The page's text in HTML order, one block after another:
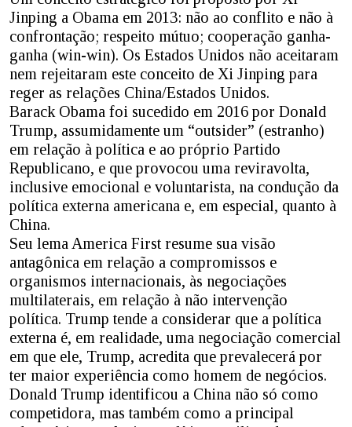
Jinping a Obama em 2013: não ao conflito e não à
confrontação; respeito mútuo; cooperação ganha-
ganha (win-win). Os Estados Unidos não aceitaram
nem rejeitaram este conceito de Xi Jinping para
reger as relações China/Estados Unidos.
Barack Obama foi sucedido em 2016 por Donald
Trump, assumidamente um “outsider” (estranho)
em relação à política e ao próprio Partido
Republicano, e que provocou uma reviravolta,
inclusive emocional e voluntarista, na condução da
política externa americana e, em especial, quanto à
China.
Seu lema America First resume sua visão
antagônica em relação a compromissos e
organismos internacionais, às negociações
multilaterais, em relação à não intervenção
política. Trump tende a considerar que a política
externa é, em realidade, uma negociação comercial
em que ele, Trump, acredita que prevalecerá por
ter maior experiência como homem de negócios.
Donald Trump identificou a China não só como
competidora, mas também como a principal